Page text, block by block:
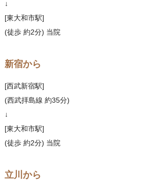
↓
[東大和市駅]
(徒歩 約2分) 当院
新宿から
[西武新宿駅]
(西武拝島線 約35分)
↓
[東大和市駅]
(徒歩 約2分) 当院
立川から